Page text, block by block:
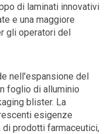
di laminati innovativi
e una maggiore
gli operatori del
nell'espansione del
foglio di alluminio
blister. La
esigenze
di prodotti farmaceutici,